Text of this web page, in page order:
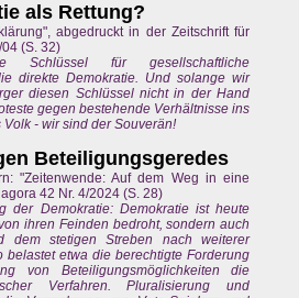
als Rettung?
abgedruckt in der Zeitschrift für
(S. 32)
Schlüssel für gesellschaftliche
direkte Demokratie. Und solange wir
diesen Schlüssel nicht in der Hand
gegen bestehende Verhältnisse ins
Volk - wir sind der Souverän!
Beteiligungsgeredes
"Zeitenwende: Auf dem Weg in eine
42 Nr. 4/2024 (S. 28)
der Demokratie: Demokratie ist heute
ihren Feinden bedroht, sondern auch
dem stetigen Streben nach weiterer
belastet etwa die berechtigte Forderung
von Beteiligungsmöglichkeiten die
Verfahren. Pluralisierung und